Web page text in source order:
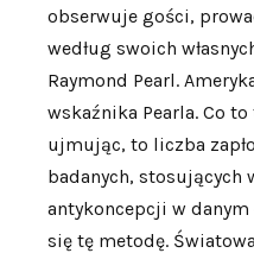
obserwuje gości,
według swoich
Raymond Pearl.
wskaźnika Pearla. Co
ujmując, to liczba
badanych, stosujących
antykoncepcji w
się tę metodę.